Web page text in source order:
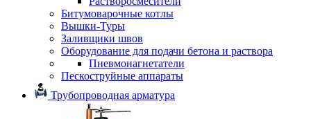
Битумоварочные котлы
Вышки-Туры
Заливщики швов
Оборудование для подачи бетона и раствора
Пневмонагнетатели
Пескоструйные аппараты
Трубопроводная арматура